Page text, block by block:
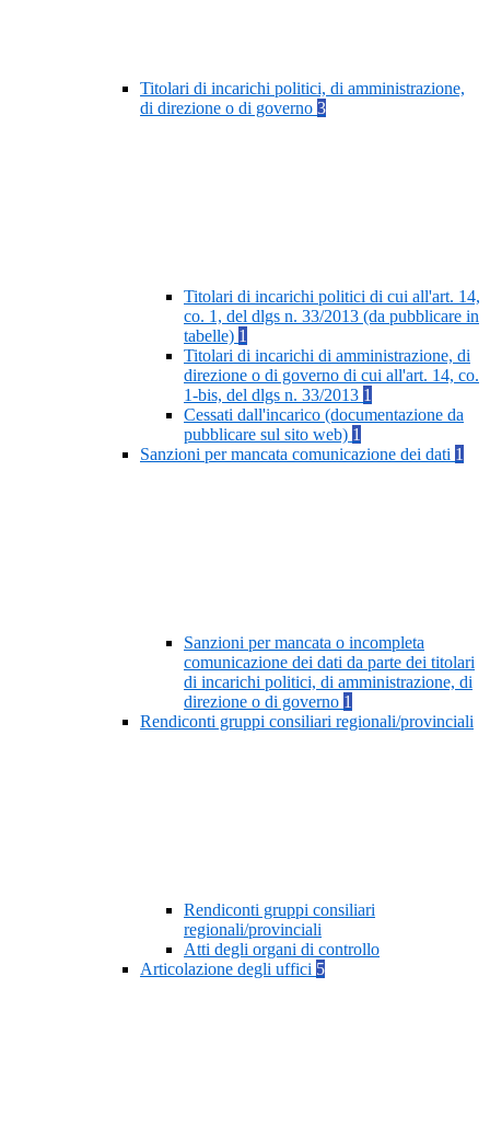
Titolari di incarichi politici, di amministrazione,
di direzione o di governo 3
Titolari di incarichi politici di cui all'art. 14,
co. 1, del dlgs n. 33/2013 (da pubblicare in
tabelle) 1
Titolari di incarichi di amministrazione, di
direzione o di governo di cui all'art. 14, co.
1-bis, del dlgs n. 33/2013 1
Cessati dall'incarico (documentazione da
pubblicare sul sito web) 1
Sanzioni per mancata comunicazione dei dati 1
Sanzioni per mancata o incompleta
comunicazione dei dati da parte dei titolari
di incarichi politici, di amministrazione, di
direzione o di governo 1
Rendiconti gruppi consiliari regionali/provinciali
Rendiconti gruppi consiliari
regionali/provinciali
Atti degli organi di controllo
Articolazione degli uffici 5